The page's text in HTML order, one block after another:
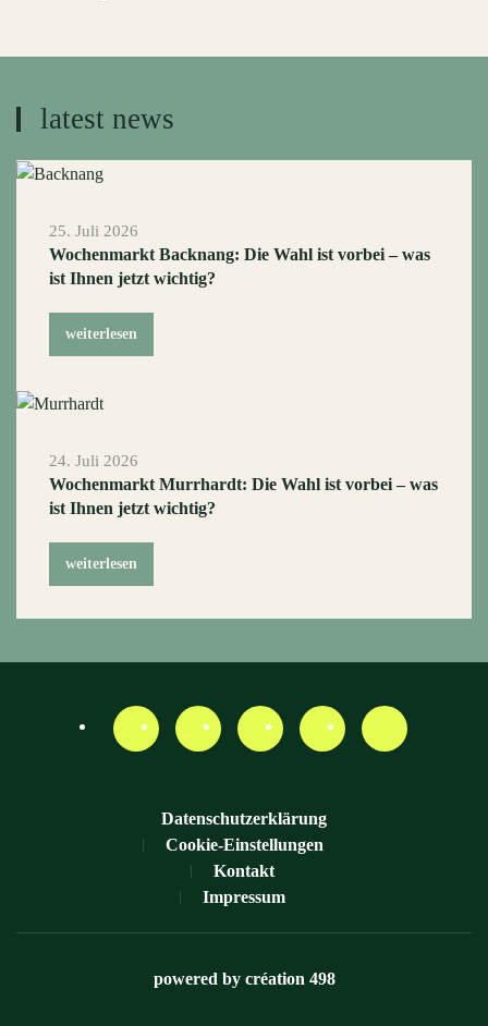
latest news
25. Juli 2026
Wochenmarkt Backnang: Die Wahl ist vorbei – was
ist Ihnen jetzt wichtig?
weiterlesen
24. Juli 2026
Wochenmarkt Murrhardt: Die Wahl ist vorbei – was
ist Ihnen jetzt wichtig?
weiterlesen
Datenschutzerklärung
Cookie-Einstellungen
Kontakt
Impressum
powered by création 498